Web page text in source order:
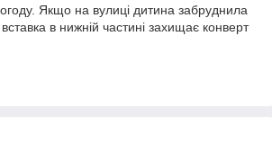
Якщо на вулиці дитина забруднила
в нижній частині захищає конверт